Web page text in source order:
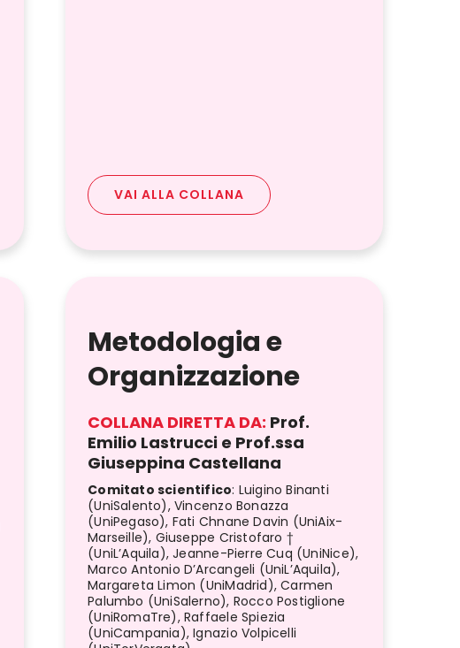
VAI ALLA COLLANA
Metodologia e
Organizzazione
COLLANA DIRETTA DA: Prof.
Emilio Lastrucci e Prof.ssa
Giuseppina Castellana
Comitato scientifico: Luigino Binanti
(UniSalento), Vincenzo Bonazza
(UniPegaso), Fati Chnane Davin (UniAix-
Marseille), Giuseppe Cristofaro †
(UniL’Aquila), Jeanne-Pierre Cuq (UniNice),
Marco Antonio D’Arcangeli (UniL’Aquila),
Margareta Limon (UniMadrid), Carmen
Palumbo (UniSalerno), Rocco Postiglione
(UniRomaTre), Raffaele Spiezia
(UniCampania), Ignazio Volpicelli